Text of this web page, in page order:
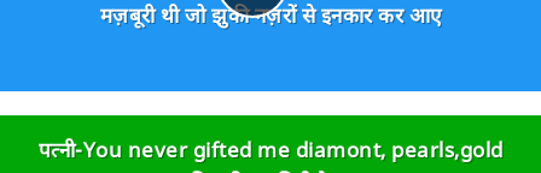
मज़बूरी थी जो झुकी नज़रों से इनकार कर आए
पत्नी-You never gifted me diamont, pearls,gold